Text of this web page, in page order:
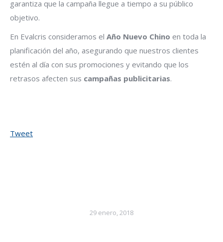
garantiza que la campaña llegue a tiempo a su público
objetivo.
En Evalcris consideramos el Año Nuevo Chino en toda la
planificación del año, asegurando que nuestros clientes
estén al día con sus promociones y evitando que los
retrasos afecten sus campañas publicitarias.
Tweet
29 enero, 2018